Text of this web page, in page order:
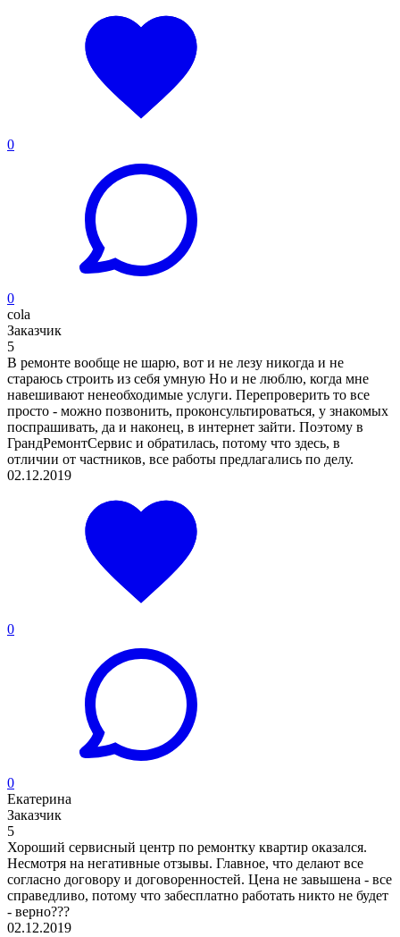
0
0
cola
Заказчик
5
В ремонте вообще не шарю, вот и не лезу никогда и не
стараюсь строить из себя умную Но и не люблю, когда мне
навешивают ненеобходимые услуги. Перепроверить то все
просто - можно позвонить, проконсультироваться, у знакомых
поспрашивать, да и наконец, в интернет зайти. Поэтому в
ГрандРемонтСервис и обратилась, потому что здесь, в
отличии от частников, все работы предлагались по делу.
02.12.2019
0
0
Екатерина
Заказчик
5
Хороший сервисный центр по ремонтку квартир оказался.
Несмотря на негативные отзывы. Главное, что делают все
согласно договору и договоренностей. Цена не завышена - все
справедливо, потому что забесплатно работать никто не будет
- верно???
02.12.2019